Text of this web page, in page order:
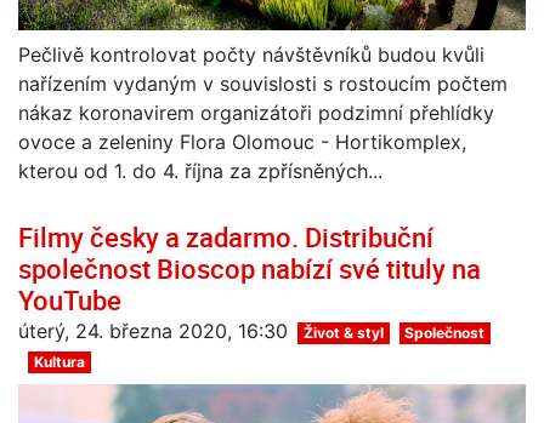
Pečlivě kontrolovat počty návštěvníků budou kvůli
nařízením vydaným v souvislosti s rostoucím počtem
nákaz koronavirem organizátoři podzimní přehlídky
ovoce a zeleniny Flora Olomouc - Hortikomplex,
kterou od 1. do 4. října za zpřísněných...
Filmy česky a zadarmo. Distribuční
společnost Bioscop nabízí své tituly na
YouTube
úterý, 24. března 2020, 16:30 Život & styl
Společnost
Kultura